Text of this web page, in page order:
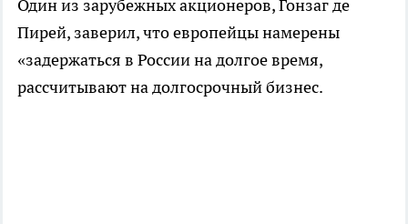
Один из зарубежных акционеров, Гонзаг де
Пирей, заверил, что европейцы намерены
«задержаться в России на долгое время,
рассчитывают на долгосрочный бизнес.